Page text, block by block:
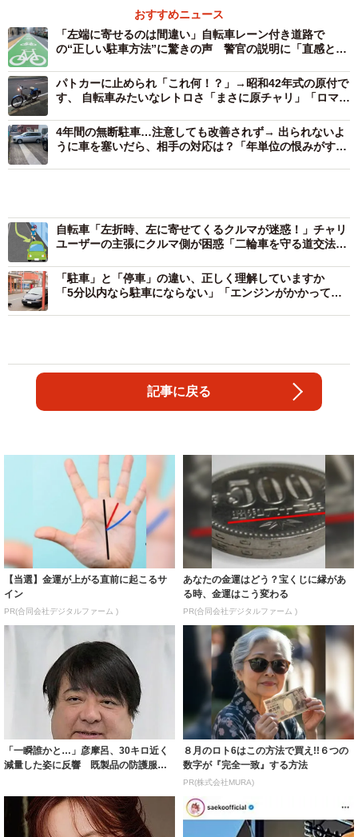
おすすめニュース
「左端に寄せるのは間違い」自転車レーン付き道路で
の“正しい駐車方法”に驚きの声 警官の説明に「直感と逆
パトカーに止められ「これ何！？」→昭和42年式の原付で
す、 自転車みたいなレトロさ「まさに原チャリ」「ロマン
4年間の無断駐車…注意しても改善されず→ 出られないよ
うに車を塞いだら、相手の対応は？「年単位の恨みがすご
んだけど…」
「駐車」と「停車」の違い、正しく理解していますか
「5分以内なら駐車にならない」「エンジンがかかってい
れば停車」は誤解です
【当選】金運が上がる直前に起こるサ
PR(合同会社デジタルファーム )
あなたの金運はどう？宝くじに縁があ
る時、金運はこう変わる
PR(合同会社デジタルファーム )
「一瞬誰かと…」彦摩呂、30キロ近く
減量した姿に反響 既製品の防護服が
着られると...
８月のロト6はこの方法で買え!!６つの
数字が『完全一致』する方法
PR(株式会社MURA)